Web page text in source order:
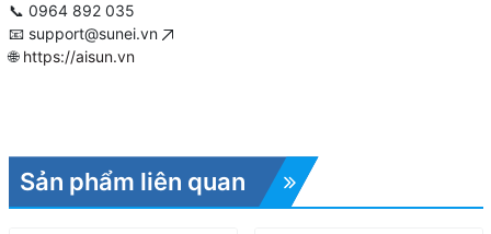
📞 0964 892 035
📧 support@sunei.vn
🌐 https://aisun.vn
Sản phẩm liên quan